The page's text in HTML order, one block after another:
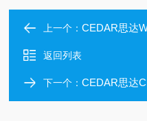
上一个：CEDAR思达
返回列表
下一个：CEDAR思达